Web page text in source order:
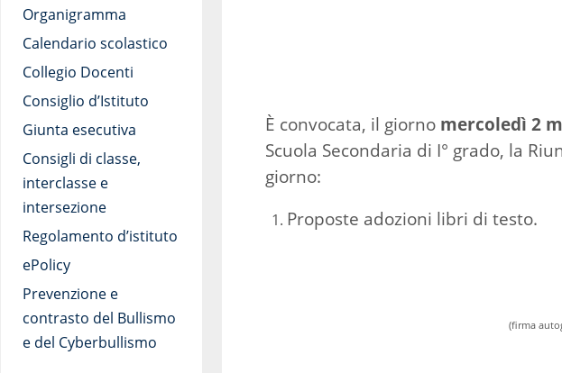
È convocata, il giorno mercoledì 2
Scuola Secondaria di I° grado, la
giorno:
Proposte adozioni libri di testo.
(firma
Organigramma
Calendario scolastico
Collegio Docenti
Consiglio d’Istituto
Giunta esecutiva
Consigli di classe,
interclasse e
intersezione
Regolamento d’istituto
ePolicy
Prevenzione e
contrasto del Bullismo
e del Cyberbullismo